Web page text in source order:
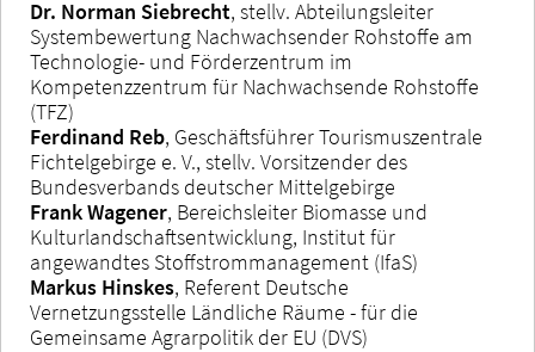
Dr. Norman Siebrecht, stellv. Abteilungsleiter
Systembewertung Nachwachsender Rohstoffe am
Technologie- und Förderzentrum im
Kompetenzzentrum für Nachwachsende Rohstoffe
(TFZ)
Ferdinand Reb, Geschäftsführer Tourismuszentrale
Fichtelgebirge e. V., stellv. Vorsitzender des
Bundesverbands deutscher Mittelgebirge
Frank Wagener, Bereichsleiter Biomasse und
Kulturlandschaftsentwicklung, Institut für
angewandtes Stoffstrommanagement (IfaS)
Markus Hinskes, Referent Deutsche
Vernetzungsstelle Ländliche Räume - für die
Gemeinsame Agrarpolitik der EU (DVS)